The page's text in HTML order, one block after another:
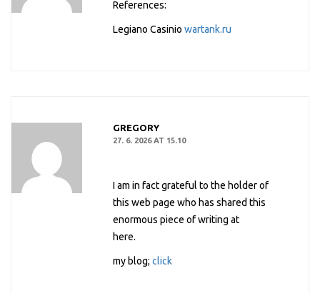
References:
Legiano Casinio wartank.ru
GREGORY
27. 6. 2026 AT 15.10
I am in fact grateful to the holder of
this web page who has shared this
enormous piece of writing at
here.
my blog; click